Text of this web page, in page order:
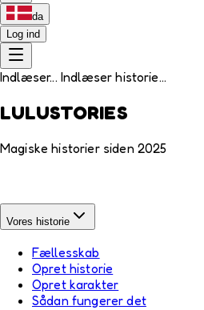
da
Log ind
Indlæser... Indlæser historie...
LULUSTORIES
Magiske historier siden 2025
Vores historie
Fællesskab
Opret historie
Opret karakter
Sådan fungerer det